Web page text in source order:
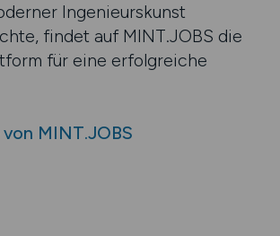
Ingenieurskunst
findet auf MINT.JOBS die
für eine erfolgreiche
MINT.JOBS